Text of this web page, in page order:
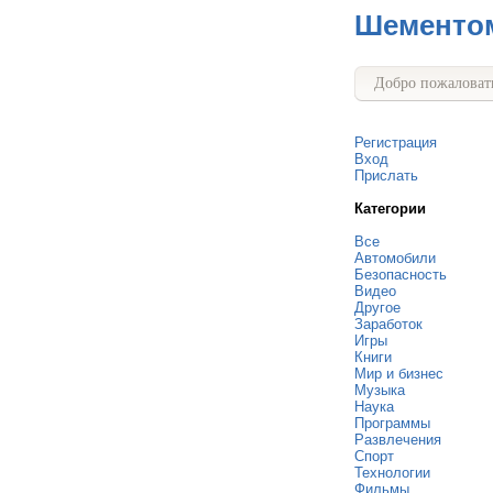
Добро
Регистрация
Вход
Прислать
Категории
Все
Автомобили
Безопасность
Видео
Другое
Заработок
Игры
Книги
Мир и бизнес
Музыка
Наука
Программы
Развлечения
Спорт
Технологии
Фильмы